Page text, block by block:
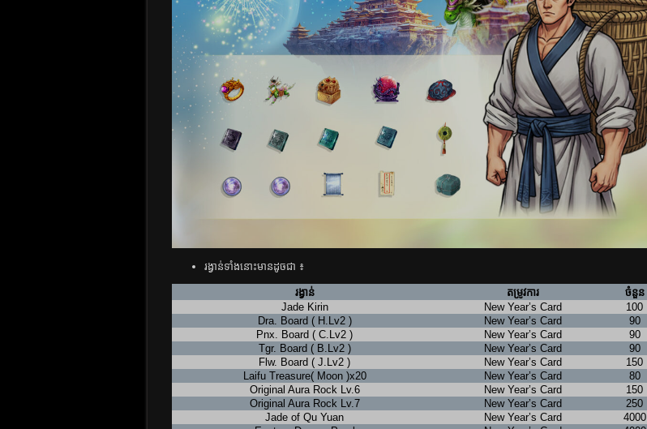
រង្វាន់ទាំងនោះមានដូចជា ៖
រង្វាន់ តម្រូវការ
ចំនួន
Jade Kirin
New Year’s Card
100
Dra. Board ( H.Lv2 )
New Year’s Card
90
Pnx. Board ( C.Lv2 )
New Year’s Card
90
Tgr. Board ( B.Lv2 )
New Year’s Card
90
Flw. Board ( J.Lv2 )
New Year’s Card
150
Laifu Treasure( Moon )x20
New Year’s Card
80
Original Aura Rock Lv.6
New Year’s Card
150
Original Aura Rock Lv.7
New Year’s Card
250
Jade of Qu Yuan
New Year’s Card
4000